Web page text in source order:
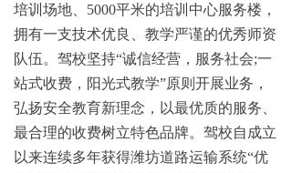
培训场地、5000平米的培训中心服务楼，
拥有一支技术优良、教学严谨的优秀师资
队伍。驾校坚持“诚信经营，服务社会;一
站式收费，阳光式教学”原则开展业务，
弘扬安全教育新理念，以最优质的服务、
最合理的收费树立特色品牌。驾校自成立
以来连续多年获得潍坊道路运输系统“优